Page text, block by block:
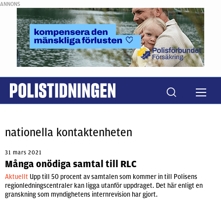
ANNONS
nationella kontaktenheten
31 mars 2021
Många onödiga samtal till RLC
Aktuellt Upp till 50 procent av samtalen som kommer in till Polisens
regionledningscentraler kan ligga utanför uppdraget. Det här enligt en
granskning som myndighetens internrevision har gjort.